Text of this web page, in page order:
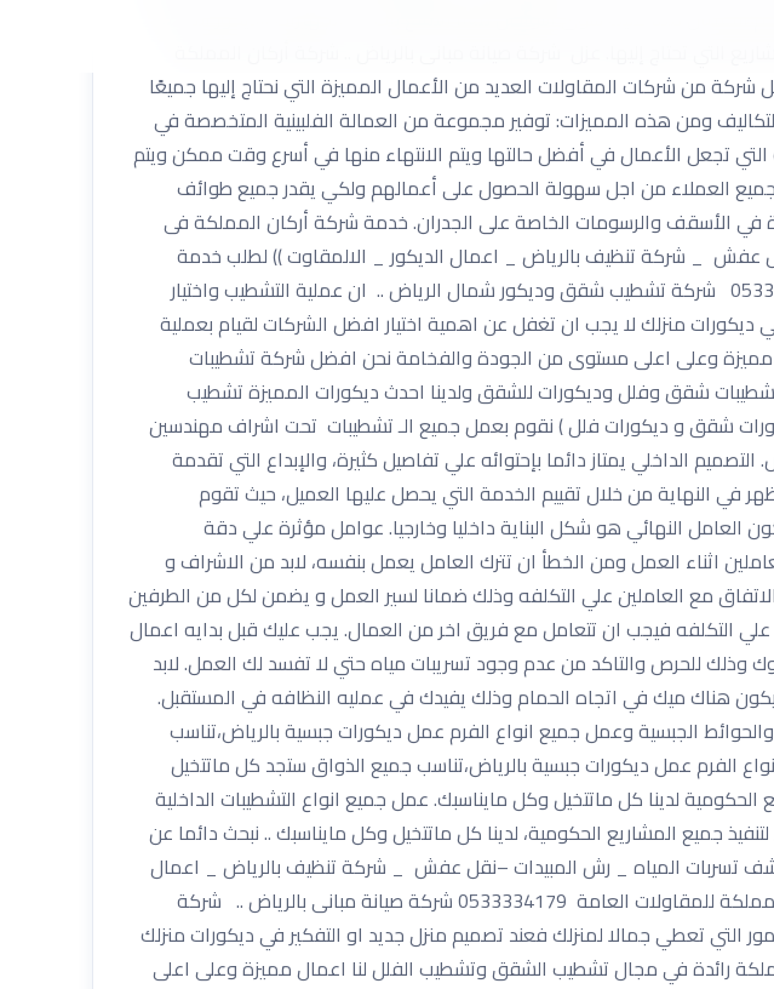
شركة مقاولات عامة بالرياض لكل شركة من شركات المقاولات العديد من الأعمال المميزة التي نحتاج إليها جميعًا
ومن هذه المميزات: توفير مجموعة من العمالة الفلبينية المتخصصة في
التي تجعل الأعمال في أفضل حالتها ويتم الانتهاء منها في أسرع وقت ممكن ويتم
جميع العملاء من اجل سهولة الحصول على أعمالهم ولكي يقدر جميع طوائف
في الأسقف والرسومات الخاصة على الجدران. خدمة شركة أركان المملكة فى
عفش _ شركة تنظيف بالرياض _ اعمال الديكور _ الالمقاوت )) لطلب خدمة
الشركة يرجى الاْتصال بالرقم الموحد للشركة شركة أركان المملكة للمقاولات العامة 0533334179 شركة تشطيب شقق وديكور شمال الرياض .. ان عملية التشطيب واختيار
ديكورات منزلك لا يجب ان تغفل عن اهمية اختيار افضل الشركات لقيام بعملية
مميزة وعلى اعلى مستوى من الجودة والفخامة نحن افضل شركة تشطيبات
شقق وفلل وديكورات للشقق ولدينا احدث ديكورات المميزة تشطيب
شقق و ديكورات فلل ) نقوم بعمل جميع الـ تشطيبات تحت اشراف مهندسين
الداخلي يمتاز دائما بإحتوائه علي تفاصيل كثيرة، والإبداع التي تقدمة
في النهاية من خلال تقييم الخدمة التي يحصل عليها العميل، حيث تقوم
العامل النهائي هو شكل البناية داخليا وخارجيا. عوامل مؤثرة علي دقة
اثناء العمل ومن الخطأ ان تترك العامل يعمل بنفسه، لابد من الاشراف و
مع العاملين علي التكلفه وذلك ضمانا لسير العمل و يضمن لكل من الطرفين
التكلفه فيجب ان تتعامل مع فريق اخر من العمال. يجب عليك قبل بدايه اعمال
وذلك للحرص والتاكد من عدم وجود تسريبات مياه حتي لا تفسد لك العمل. لابد
هناك ميك في اتجاه الحمام وذلك يفيدك في عمليه النظافه في المستقبل.
الجبسية وعمل جميع انواع الفرم عمل ديكورات جبسية بالرياض،تناسب
الفرم عمل ديكورات جبسية بالرياض،تناسب جميع الذواق ستجد كل ماتتخيل
لدينا كل ماتتخيل وكل مايناسبك. عمل جميع انواع التشطيبات الداخلية
جميع المشاريع الحكومية، لدينا كل ماتتخيل وكل مايناسبك .. نبحث دائما عن
تسربات المياه _ رش المبيدات –نقل عفش _ شركة تنظيف بالرياض _ اعمال
الديكور _المقاولات )) لطلب خدمة الشركة يرجى الاْتصال بالرقم الموحد للشركة شركة أركان المملكة للمقاولات العامة 0533334179 شركة صيانة مبانى بالرياض .. شركة
التي تعطي جمالا لمنزلك فعند تصميم منزل جديد او التفكير في ديكورات منزلك
رائدة في مجال تشطيب الشقق وتشطيب الفلل لنا اعمال مميزة وعلى اعلى